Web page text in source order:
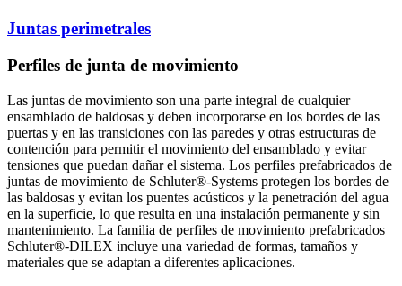
Juntas perimetrales
Perfiles de junta de movimiento
Las juntas de movimiento son una parte integral de cualquier
ensamblado de baldosas y deben incorporarse en los bordes de las
puertas y en las transiciones con las paredes y otras estructuras de
contención para permitir el movimiento del ensamblado y evitar
tensiones que puedan dañar el sistema. Los perfiles prefabricados de
juntas de movimiento de Schluter®-Systems protegen los bordes de
las baldosas y evitan los puentes acústicos y la penetración del agua
en la superficie, lo que resulta en una instalación permanente y sin
mantenimiento. La familia de perfiles de movimiento prefabricados
Schluter®-DILEX incluye una variedad de formas, tamaños y
materiales que se adaptan a diferentes aplicaciones.